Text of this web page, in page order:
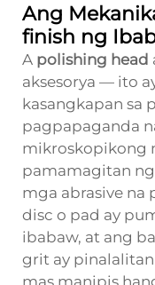
Ang
finish ng
A polishing head
aksesorya — ito
kasangkapan sa
pagpapaganda
mikroskopikong
pamamagitan
mga abrasive na
disc o pad ay
ibabaw, at ang
grit ay
mas manipis